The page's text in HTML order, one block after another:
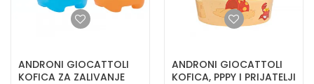
ANDRONI GIOCATTOLI
KOFICA ZA ZALIVANJE
ANDRONI GIOCATTOLI
KOFICA, PPPY I PRIJATELJI